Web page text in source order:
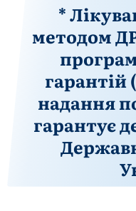
*
методом
надання
гарантує